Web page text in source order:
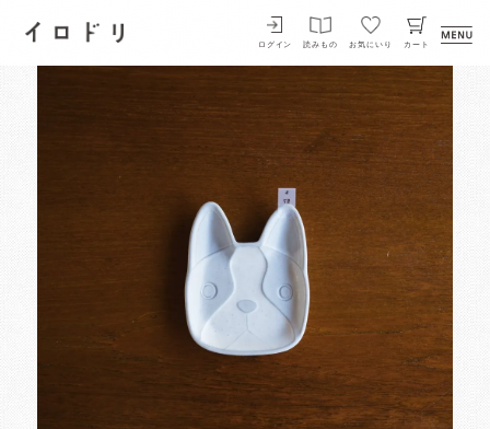
イロドリ
ログイン 読みもの お気にいり カート